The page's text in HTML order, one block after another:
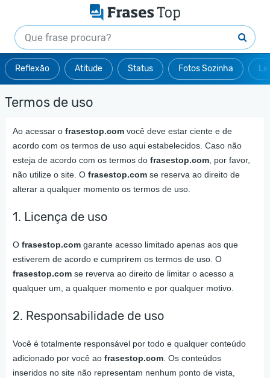
Reflexão Atitude Status Fotos Sozinha
Termos de uso
Ao acessar o frasestop.com você deve estar ciente e de
acordo com os termos de uso aqui estabelecidos. Caso não
esteja de acordo com os termos do frasestop.com , por favor,
não utilize o site. O frasestop.com se reserva ao direito de
alterar a qualquer momento os termos de uso.
1. Licença de uso
O frasestop.com garante acesso limitado apenas aos que
estiverem de acordo e cumprirem os termos de uso. O
frasestop.com se reverva ao direito de limitar o acesso a
qualquer um, a qualquer momento e por qualquer motivo.
2. Responsabilidade de uso
Você é totalmente responsável por todo e qualquer conteúdo
adicionado por você ao frasestop.com . Os conteúdos
inseridos no site não representam nenhum ponto de vista,